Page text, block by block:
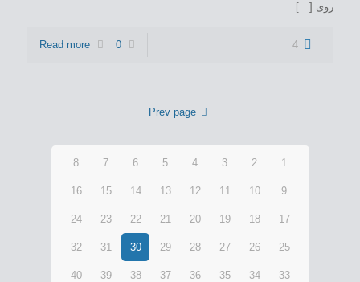
روی […]
4
0
Read more
Prev page
1
2
3
4
5
6
7
8
9
10
11
12
13
14
15
16
17
18
19
20
21
22
23
24
25
26
27
28
29
30
31
32
33
34
35
36
37
38
39
40